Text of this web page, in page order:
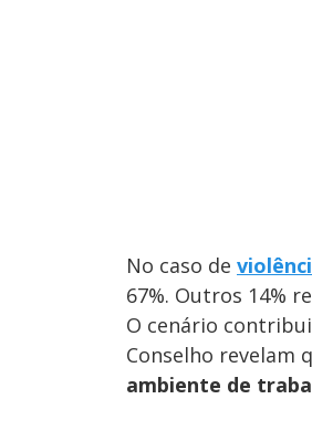
No caso de
67%. Outros 14%
O cenário
Conselho revelam
ambiente de